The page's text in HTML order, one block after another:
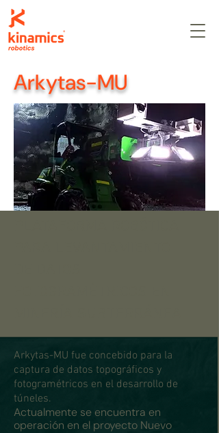
Arkytas-MU
Arkytas-MU fue concebido para la
captura de datos topográficos y
fotogramétricos en el desarrollo de
túneles.
Actualmente se encuentra en
operación en el proyecto Nuevo